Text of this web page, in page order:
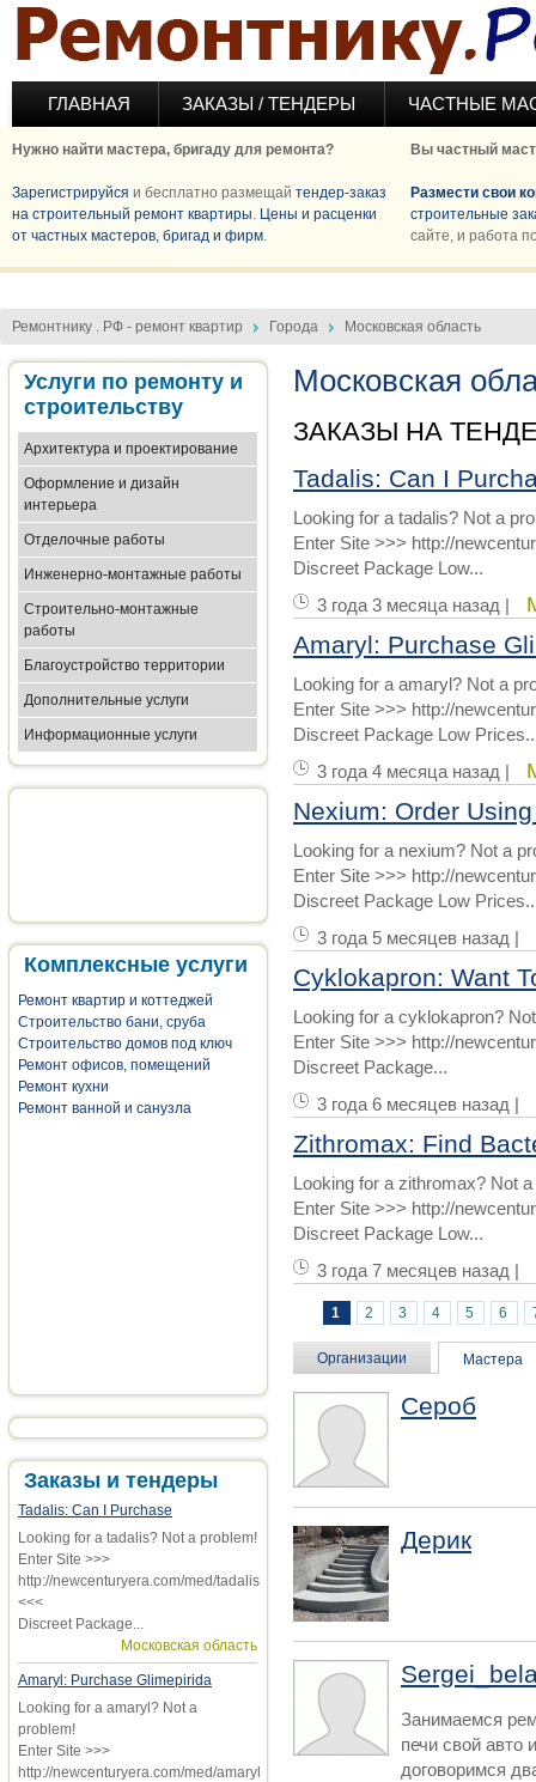
Перейти к основному содержанию
ГЛАВНАЯ ЗАКАЗЫ / ТЕНДЕРЫ ЧАСТНЫЕ
Нужно найти мастера, бригаду для ремонта?
Зарегистрируйся и бесплатно размещай тендер-заказ
на строительный ремонт квартиры. Цены и расценки
от частных мастеров, бригад и фирм.
Вы частный
Размести свои
строительные
сайте, и работа
Ремонтнику . РФ - ремонт квартир Города Московская область
Услуги по ремонту и
строительству
Архитектура и проектирование
Оформление и дизайн
интерьера
Отделочные работы
Инженерно-монтажные работы
Строительно-монтажные
работы
Благоустройство территории
Дополнительные услуги
Информационные услуги
Комплексные услуги
Ремонт квартир и коттеджей
Строительство бани, сруба
Строительство домов под ключ
Ремонт офисов, помещений
Ремонт кухни
Ремонт ванной и санузла
Заказы и тендеры
Tadalis: Can I Purchase
Looking for a tadalis? Not a problem!
Enter Site >>>
http://newcenturyera.com/med/tadalis
<<<
Discreet Package...
Московская область
Amaryl: Purchase Glimepirida
Looking for a amaryl? Not a
problem!
Enter Site >>>
http://newcenturyera.com/med/amaryl
Московская
ЗАКАЗЫ НА
Tadalis: Can I
Looking for a tadalis? Not a
Enter Site >>> http://
Discreet Package Low...
3 года 3 месяца назад |
Amaryl: Purchase
Looking for a amaryl? Not a
Enter Site >>> http://
Discreet Package Low
3 года 4 месяца назад |
Nexium: Order
Looking for a nexium? Not a
Enter Site >>> http://
Discreet Package Low
3 года 5 месяцев назад |
Cyklokapron: Want
Looking for a cyklokapron?
Enter Site >>> http://
Discreet Package...
3 года 6 месяцев назад |
Zithromax: Find
Looking for a zithromax? Not
Enter Site >>> http://
Discreet Package Low...
3 года 7 месяцев назад |
Страницы
1 2 3 4 5 6
Организации Мастера
Сероб
Дерик
Занимаемся
печи свой авто
договоримся